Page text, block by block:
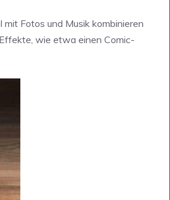
Fotos und Musik kombinieren
wie etwa einen Comic-